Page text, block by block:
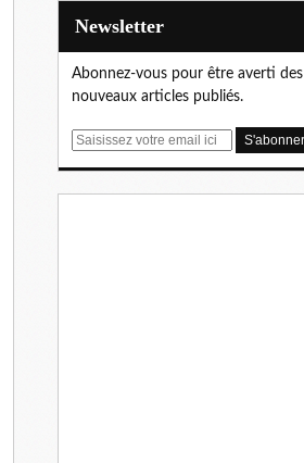
Newsletter
Abonnez-vous pour être averti des
nouveaux articles publiés.
E